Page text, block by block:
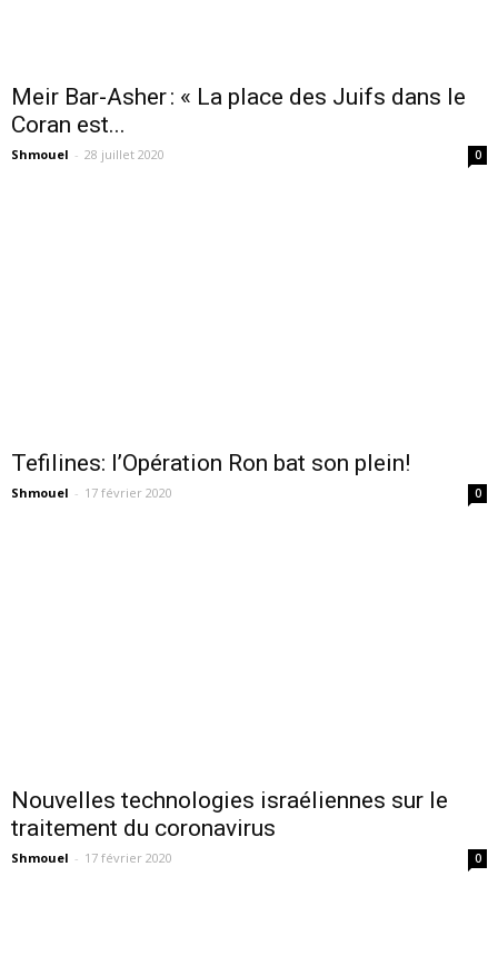
Meir Bar-Asher : « La place des Juifs dans le
Coran est...
Shmouel - 28 juillet 2020 0
Tefilines: l’Opération Ron bat son plein!
Shmouel - 17 février 2020 0
Nouvelles technologies israéliennes sur le
traitement du coronavirus
Shmouel - 17 février 2020 0